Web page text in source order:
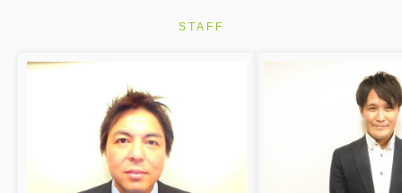
が、また次も絶対にお世話になりま
STAFF